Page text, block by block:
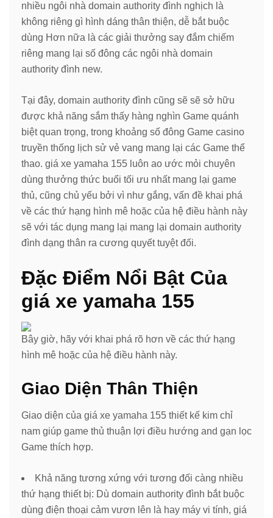
nhiều ngôi nhà domain authority đình nghịch là
không riêng gì hình dáng thân thiện, dễ bắt buộc
dùng Hơn nữa là các giải thưởng say đắm chiếm
riêng mang lại số đông các ngôi nhà domain
authority đình new.
Tại đây, domain authority đình cũng sẽ sẽ sở hữu
được khả năng sắm thấy hàng nghìn Game quánh
biệt quan trọng, trong khoảng số đông Game casino
truyền thống lịch sử vẻ vang mang lại các Game thể
thao. giá xe yamaha 155 luôn ao ước mỏi chuyên
dùng thưởng thức buổi tối ưu nhất mang lại game
thủ, cũng chủ yếu bởi vì như gắng, vấn đề khai phá
về các thứ hạng hình mê hoặc của hệ điều hành này
sẽ với tác dụng mang lại mang lại domain authority
đình dạng thân ra cương quyết tuyệt đối.
Đặc Điểm Nổi Bật Của
giá xe yamaha 155
Bây giờ, hãy với khai phá rõ hơn về các thứ hạng
hình mê hoặc của hệ điều hành này.
Giao Diện Thân Thiện
Giao diện của giá xe yamaha 155 thiết kế kim chỉ
nam giúp game thủ thuận lợi điều hướng and gạn lọc
Game thích hợp.
Khả năng tương xứng với tương đối càng nhiều
thứ hạng thiết bị: Dù domain authority đình bắt buộc
dùng điện thoại cảm vươn lên là hay máy vi tính, giá